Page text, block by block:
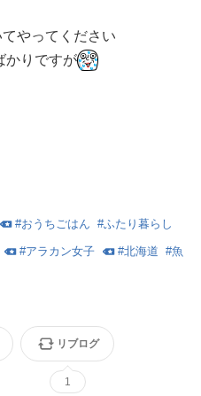
やってください
かりですが
#おうちごはん #ふたり暮らし
#アラカン女子 #北海道 #魚
リブログ
1